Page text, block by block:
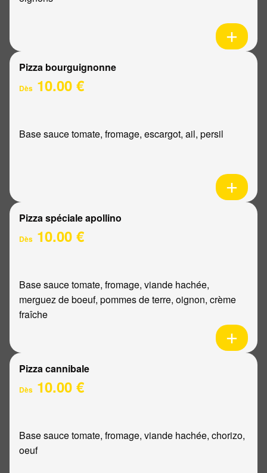
Pizza bourguignonne
Dès 10.00 €
Base sauce tomate, fromage, escargot, ail, persil
Pizza spéciale apollino
Dès 10.00 €
Base sauce tomate, fromage, viande hachée,
merguez de boeuf, pommes de terre, oignon, crème
fraîche
Pizza cannibale
Dès 10.00 €
Base sauce tomate, fromage, viande hachée, chorizo,
oeuf